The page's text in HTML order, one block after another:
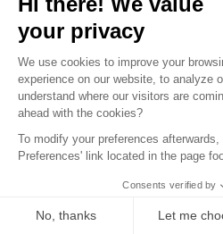
enviar malware
Una vez que limpie el sitio
revisión junto con todos los
eliminar el malware. Puede
pasos a continuación:
Inicie sesión en
Verifique su
Vaya al sitio, luego